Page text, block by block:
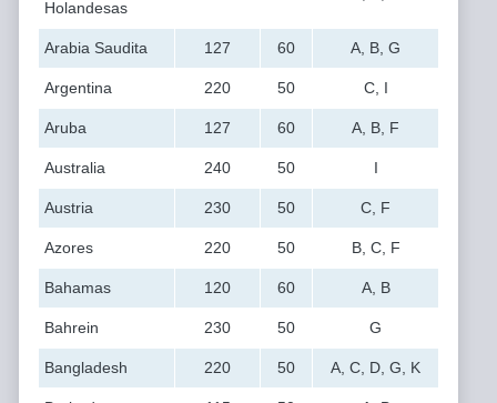
Holandesas
Arabia Saudita 127 60 A, B, G
Argentina 220 50 C, I
Aruba 127 60 A, B, F
Australia 240 50 I
Austria 230 50 C, F
Azores 220 50 B, C, F
Bahamas 120 60 A, B
Bahrein 230 50 G
Bangladesh 220 50 A, C, D, G, K